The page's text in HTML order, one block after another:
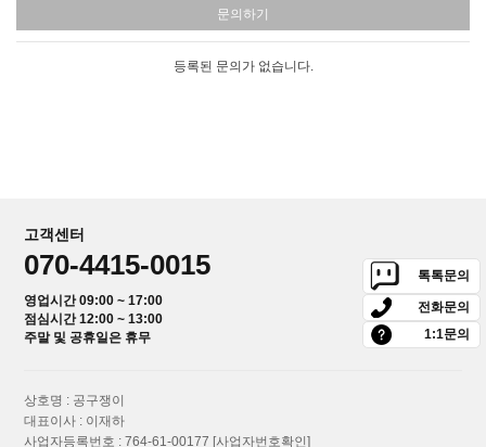
문의하기
등록된 문의가 없습니다.
고객센터
070-4415-0015
영업시간 09:00 ~ 17:00
점심시간 12:00 ~ 13:00
주말 및 공휴일은 휴무
톡톡문의
전화문의
1:1문의
상호명 : 공구쟁이
대표이사 : 이재하
사업자등록번호 : 764-61-00177 [사업자번호확인]